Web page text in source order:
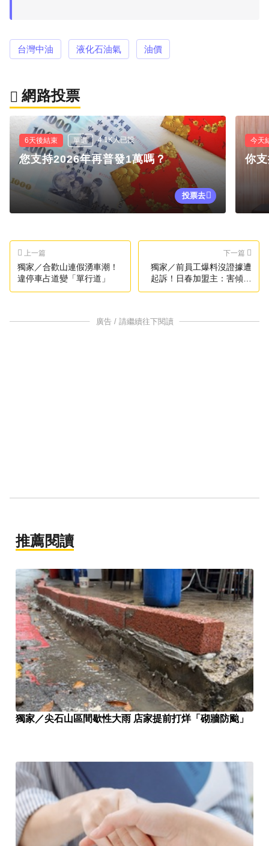
台灣中油 液化石油氣 油價
網路投票
6天後結束 單選 4.1K人已投
您支持2026年再普發1萬嗎？
投票去
今天
你
上一篇
獨家／合歡山連假湧車潮！
違停車占道變「單行道」
下一篇
獨家／前員工爆料沒證據遭
起訴！日春加盟主：害傾家
盪產
廣告 / 請繼續往下閱讀
推薦閱讀
獨家／尖石山區間歇性大雨 店家提前打烊「砌牆防颱」